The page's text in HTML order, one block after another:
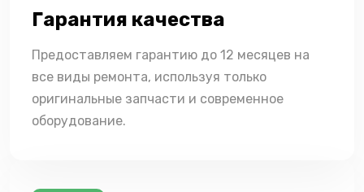
Гарантия качества
Предоставляем гарантию до 12 месяцев на
все виды ремонта, используя только
оригинальные запчасти и современное
оборудование.